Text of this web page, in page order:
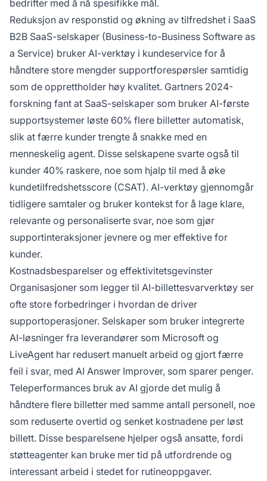
bedrifter med å nå spesifikke mål.
Reduksjon av responstid og økning av tilfredshet i SaaS
B2B SaaS-selskaper (Business-to-Business Software as
a Service) bruker AI-verktøy i kundeservice for å
håndtere store mengder supportforespørsler samtidig
som de opprettholder høy kvalitet. Gartners 2024-
forskning fant at SaaS-selskaper som bruker AI-første
supportsystemer løste 60% flere billetter automatisk,
slik at færre kunder trengte å snakke med en
menneskelig agent. Disse selskapene svarte også til
kunder 40% raskere, noe som hjalp til med å øke
kundetilfredshetsscore (CSAT). AI-verktøy gjennomgår
tidligere samtaler og bruker kontekst for å lage klare,
relevante og personaliserte svar, noe som gjør
supportinteraksjoner jevnere og mer effektive for
kunder.
Kostnadsbesparelser og effektivitetsgevinster
Organisasjoner som legger til AI-billettesvarverktøy ser
ofte store forbedringer i hvordan de driver
supportoperasjoner. Selskaper som bruker integrerte
AI-løsninger fra leverandører som Microsoft og
LiveAgent har redusert manuelt arbeid og gjort færre
feil i svar, med AI Answer Improver, som sparer penger.
Teleperformances bruk av AI gjorde det mulig å
håndtere flere billetter med samme antall personell, noe
som reduserte overtid og senket kostnadene per løst
billett. Disse besparelsene hjelper også ansatte, fordi
støtteagenter kan bruke mer tid på utfordrende og
interessant arbeid i stedet for rutineoppgaver.